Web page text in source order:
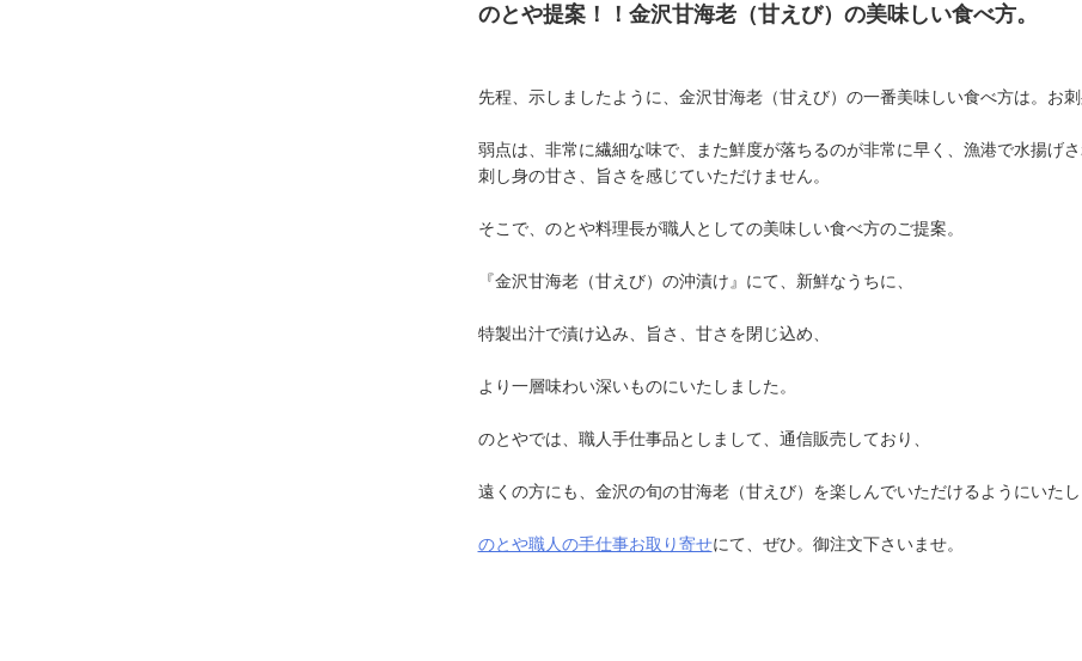
のとや提案！！金沢甘海老（甘えび）の美味しい食べ方。
先程、示しましたように、金沢甘海老（甘えび）の一番美味しい食べ方は。お刺
弱点は、非常に繊細な味で、また鮮度が落ちるのが非常に早く、漁港で水揚げ
刺し身の甘さ、旨さを感じていただけません。
そこで、のとや料理長が職人としての美味しい食べ方のご提案。
『金沢甘海老（甘えび）の沖漬け』にて、新鮮なうちに、
特製出汁で漬け込み、旨さ、甘さを閉じ込め、
より一層味わい深いものにいたしました。
のとやでは、職人手仕事品としまして、通信販売しており、
遠くの方にも、金沢の旬の甘海老（甘えび）を楽しんでいただけるようにいたし
のとや職人の手仕事お取り寄せにて、ぜひ。御注文下さいませ。